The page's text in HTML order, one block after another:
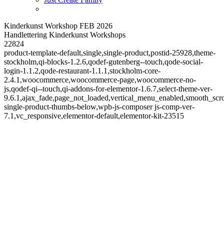
Kinderkunst Workshop FEB 2026
Handlettering Kinderkunst Workshops
22824
product-template-default,single,single-product,postid-25928,theme-
stockholm,qi-blocks-1.2.6,qodef-gutenberg--touch,qode-social-
login-1.1.2,qode-restaurant-1.1.1,stockholm-core-
2.4.1,woocommerce,woocommerce-page,woocommerce-no-
js,qodef-qi--touch,qi-addons-for-elementor-1.6.7,select-theme-ver-
single-product-thumbs-below,wpb-js-composer js-comp-ver-
7.1,vc_responsive,elementor-default,elementor-kit-23515